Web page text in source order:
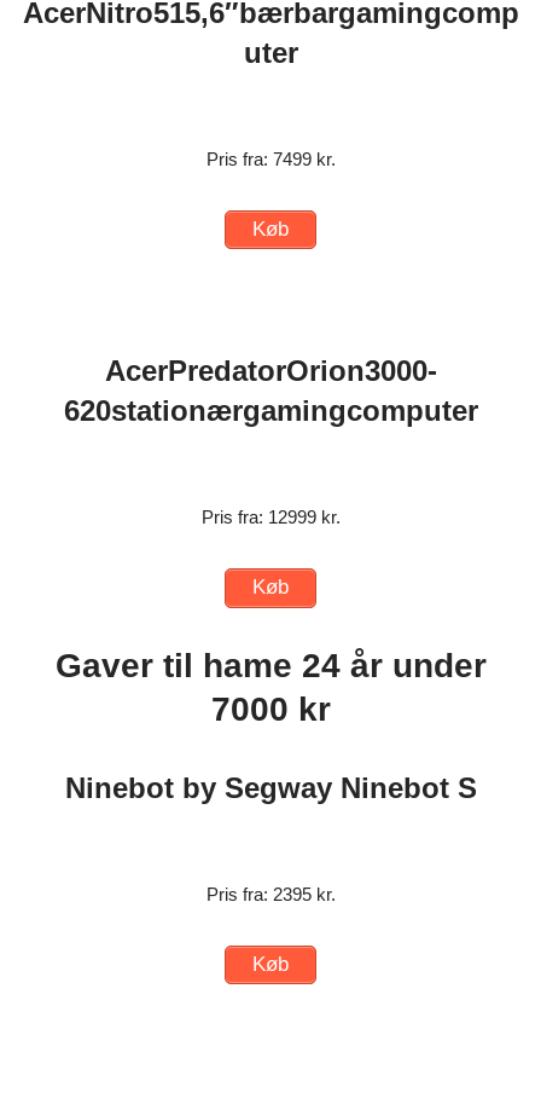
AcerNitro515,6″bærbargamingcomp
uter
Pris fra: 7499 kr.
Køb
AcerPredatorOrion3000-
620stationærgamingcomputer
Pris fra: 12999 kr.
Køb
Gaver til hame 24 år under
7000 kr
Ninebot by Segway Ninebot S
Pris fra: 2395 kr.
Køb